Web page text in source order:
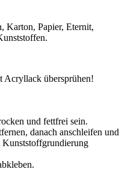
Karton, Papier, Eternit,
Acryllack übersprühen!
und fettfrei sein.
danach anschleifen und